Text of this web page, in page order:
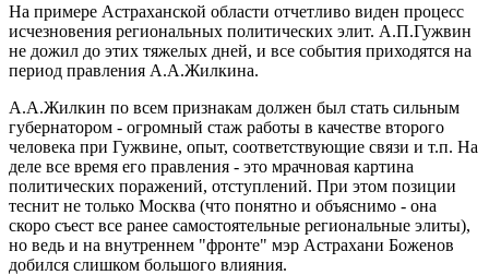
На примере Астраханской области отчетливо виден процесс
исчезновения региональных политических элит. А.П.Гужвин
не дожил до этих тяжелых дней, и все события приходятся на
период правления А.А.Жилкина.
А.А.Жилкин по всем признакам должен был стать сильным
губернатором - огромный стаж работы в качестве второго
человека при Гужвине, опыт, соответствующие связи и т.п. На
деле все время его правления - это мрачновая картина
политических поражений, отступлений. При этом позиции
теснит не только Москва (что понятно и объяснимо - она
скоро съест все ранее самостоятельные региональные элиты),
но ведь и на внутреннем "фронте" мэр Астрахани Боженов
добился слишком большого влияния.